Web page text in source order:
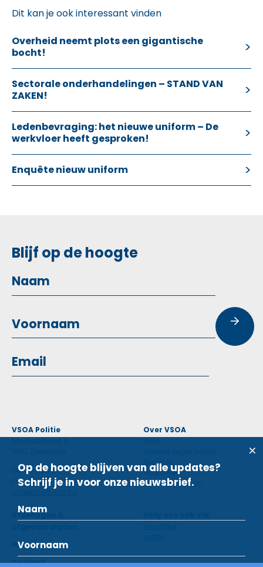
Dit kan je ook interessant vinden
Overheid neemt plots een gigantische
bocht!
Sectorale onderhandelingen – STAND VAN
ZAKEN!
Ledenbevraging: het nieuwe uniform – De
werkvloer heeft gesproken!
Enquête nieuw uniform
Blijf op de hoogte
VSOA Politie
Tel: 02 660 59 11
Fax: 02 660 50 97
info@vsoa-pol.be
Over VSOA
Diensten
Voordelen
Contactpersoon
Afdelingen &
Nieuws
Contact
Op de hoogte blijven van alle updates?
Schrijf je in voor onze nieuwsbrief.